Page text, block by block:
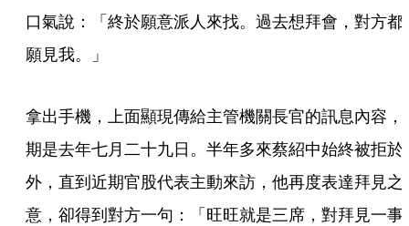
口氣說：「終於願意派人來找。過去想拜會，對方都
願見我。」
拿出手機，上面顯現傳給主管機關長官的訊息內容，
期是去年七月二十九日。半年多來蔡紹中始終被拒於
外，直到近期官股代表主動來訪，他再度表達拜見之
意，卻得到對方一句：「旺旺就是三席，對拜見一事